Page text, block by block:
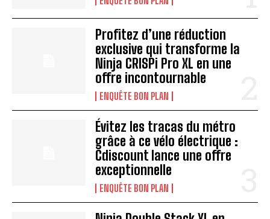
Profitez d’une réduction
exclusive qui transforme la
Ninja CRISPi Pro XL en une
offre incontournable
ENQUÊTE BON PLAN
Évitez les tracas du métro
grâce à ce vélo électrique :
Cdiscount lance une offre
exceptionnelle
ENQUÊTE BON PLAN